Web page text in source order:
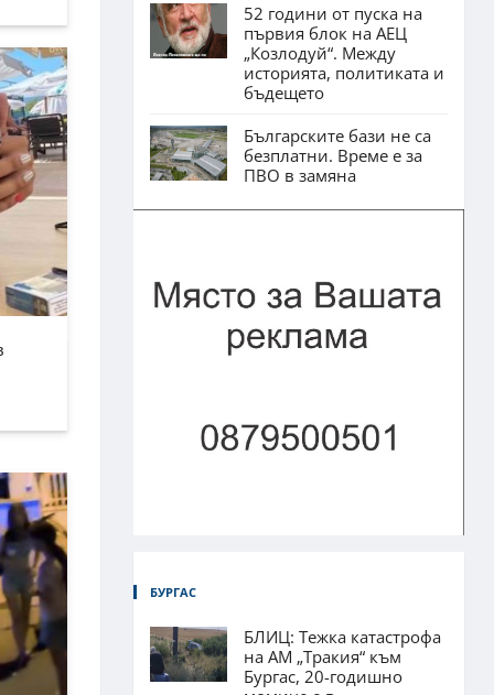
52 години от пуска на
първия блок на АЕЦ
„Козлодуй“. Между
историята, политиката и
бъдещето
Българските бази не са
безплатни. Време е за
ПВО в замяна
БУРГАС
БЛИЦ: Тежка катастрофа
на АМ „Тракия“ към
Бургас, 20-годишно